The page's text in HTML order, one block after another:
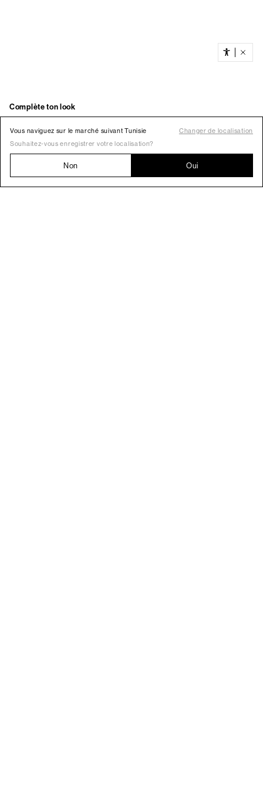
Vous naviguez sur le marché suivant Tunisie
Changer de localisation
Souhaitez-vous enregistrer votre localisation?
Non Oui